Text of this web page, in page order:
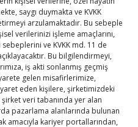
saygı duymakta ve KVKK
arzulamaktadır. Bu sebeple
verilerinizi işleme amaçlarını,
ve KVKK md. 11 de
Bu bilgilendirmeyi,
iş akti sonlanmış geçmiş
gelen misafirlerimize,
eden kişilere, şirketimizdeki
şirket veri tabanında yer alan
pazarlama alanlarında bulunan
amacıyla kariyer portallarından,
/ Borsa Meclis Üyeleri
ziyaret etti